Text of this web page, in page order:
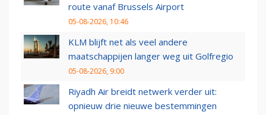
route vanaf Brussels Airport
05-08-2026, 10:46
KLM blijft net als veel andere
maatschappijen langer weg uit Golfregio
05-08-2026, 9:00
Riyadh Air breidt netwerk verder uit:
opnieuw drie nieuwe bestemmingen